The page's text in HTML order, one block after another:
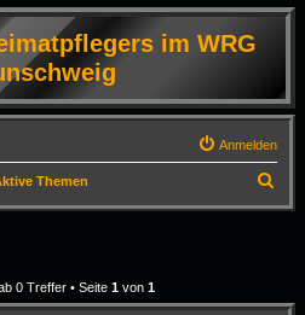
im WRG
Anmelden
Themen
u
0 Treffer • Seite 1von 1